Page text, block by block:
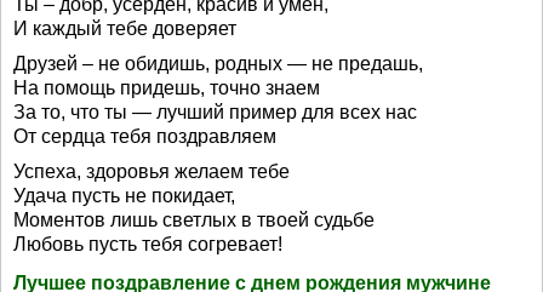
Ты – добр, усерден, красив и умен,
И каждый тебе доверяет
Друзей – не обидишь, родных — не предашь,
На помощь придешь, точно знаем
За то, что ты — лучший пример для всех нас
От сердца тебя поздравляем
Успеха, здоровья желаем тебе
Удача пусть не покидает,
Моментов лишь светлых в твоей судьбе
Любовь пусть тебя согревает!
Лучшее поздравление с днем рождения мужчине